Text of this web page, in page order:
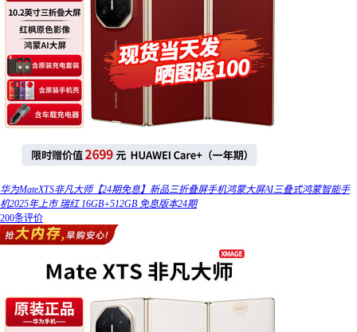
华为MateXTS非凡大师【24期免息】新品三折叠屏手机鸿蒙大屏AI三叠式鸿蒙智能手
机2025年上市 瑞红 16GB+512GB 免息版本24期
200条评价